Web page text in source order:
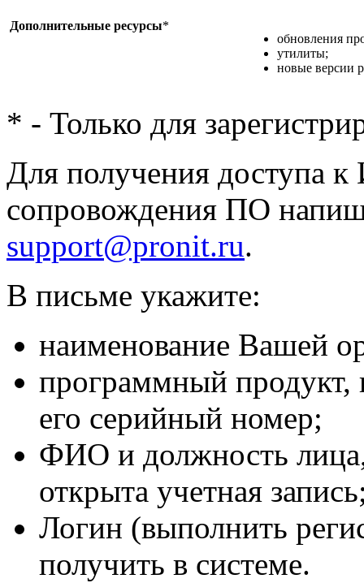
Дополнительные ресурсы*
обновления
утилиты;
новые версии
* - Только для
Для получения доступа к
сопровождения ПО
support@pronit.ru.
В письме укажите:
наименование Вашей
программный продукт,
его серийный номер;
ФИО и должность
открыта учетная
Логин (выполнить
получить в системе.